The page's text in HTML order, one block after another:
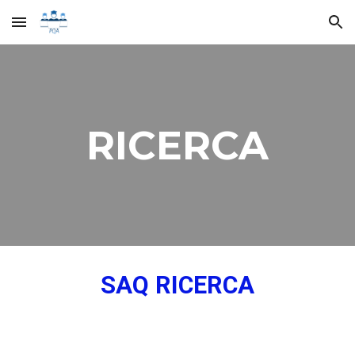
Skip to main content Skip to navigation
RICERCA
SAQ RICERCA